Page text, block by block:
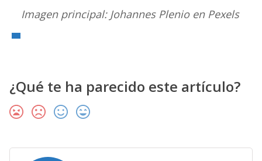
Imagen principal: Johannes Plenioen Pexels
¿Qué te ha parecido este artículo?